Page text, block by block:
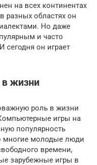
на всех континентах
разных областях он
Но даже
и часто
он играет
в жизни
роль в жизни
игры на
популярность
многие молодые люди
времени,
зарубежные игры в